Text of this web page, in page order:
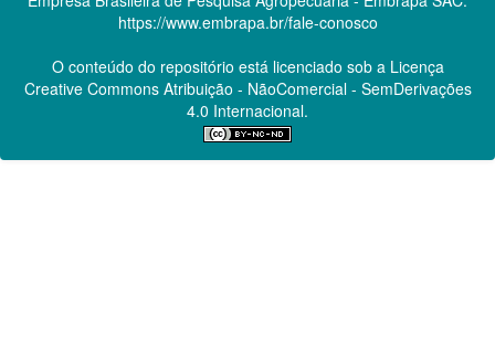
https://www.embrapa.br/fale-conosco
O conteúdo do repositório está licenciado sob a Licença
Creative CommonsAtribuição - NãoComercial - SemDerivações
4.0 Internacional.